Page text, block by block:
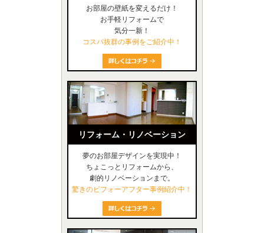
お部屋の壁紙を変えるだけ！
お手軽リフォームで
気分一新！
コスパ抜群の事例をご紹介中！
リフォーム・リノベーション
夢のお部屋デザインを実現中！
ちょこっとリフォームから、
劇的リノベーションまで。
驚きのビフォーアフター事例紹介中！